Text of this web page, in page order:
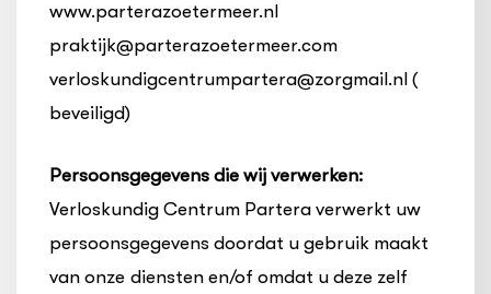
www.parterazoetermeer.nl
praktijk@parterazoetermeer.com
verloskundigcentrumpartera@zorgmail.nl (
beveiligd)
Persoonsgegevens die wij verwerken:
Verloskundig Centrum Partera verwerkt uw
persoonsgegevens doordat u gebruik maakt
van onze diensten en/of omdat u deze zelf